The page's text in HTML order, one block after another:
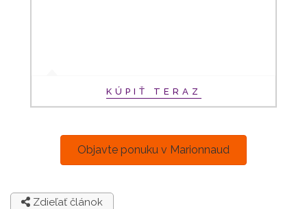
KÚPIŤ TERAZ
Objavte ponuku v Marionnaud
Zdieľať článok